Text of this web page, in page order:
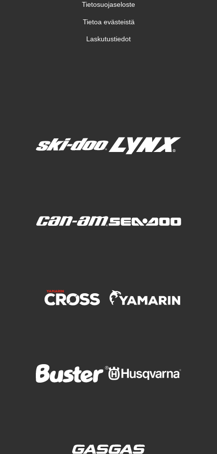
Tietosuojaseloste
Tietoa evästeistä
Laskutustiedot